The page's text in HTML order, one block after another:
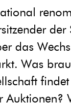
der
das
Was